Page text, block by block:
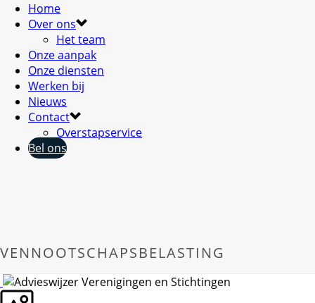
Home
Over ons
Het team
Onze aanpak
Onze diensten
Werken bij
Nieuws
Contact
Overstapservice
Bel ons
VENNOOTSCHAPSBELASTING